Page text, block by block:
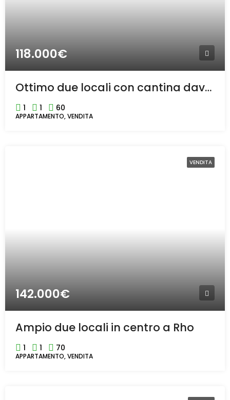
118.000€
Ottimo due locali con cantina davanti alla stazione di Bollate.
1 1 60
APPARTAMENTO, VENDITA
VENDITA
142.000€
Ampio due locali in centro a Rho
1 1 70
APPARTAMENTO, VENDITA